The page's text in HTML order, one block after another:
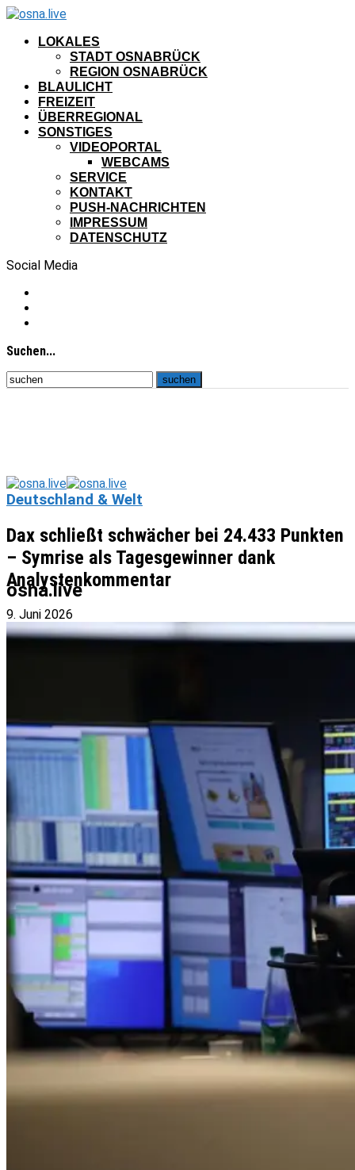
LOKALES
STADT OSNABRÜCK
REGION OSNABRÜCK
BLAULICHT
FREIZEIT
ÜBERREGIONAL
SONSTIGES
VIDEOPORTAL
WEBCAMS
SERVICE
KONTAKT
PUSH-NACHRICHTEN
IMPRESSUM
DATENSCHUTZ
Social Media
Suchen...
osna.live
Deutschland & Welt
Dax schließt schwächer bei 24.433 Punkten
– Symrise als Tagesgewinner dank
Analystenkommentar
9. Juni 2026